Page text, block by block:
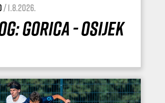
/ 1.8.2026.
Gorica - Osijek